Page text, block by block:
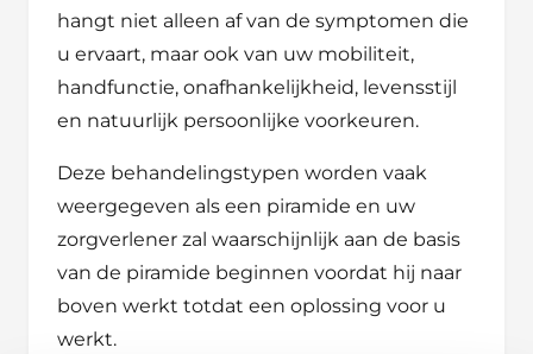
hangt niet alleen af van de symptomen die
u ervaart, maar ook van uw mobiliteit,
handfunctie, onafhankelijkheid, levensstijl
en natuurlijk persoonlijke voorkeuren.
Deze behandelingstypen worden vaak
weergegeven als een piramide en uw
zorgverlener zal waarschijnlijk aan de basis
van de piramide beginnen voordat hij naar
boven werkt totdat een oplossing voor u
werkt.